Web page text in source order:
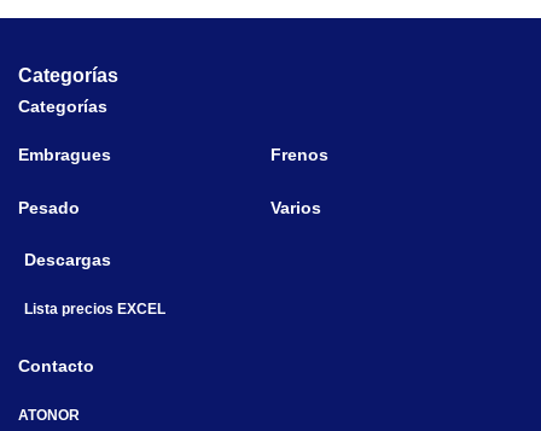
Categorías
Categorías
Embragues Frenos
Pesado Varios
Descargas
Lista precios EXCEL
Contacto
ATONOR